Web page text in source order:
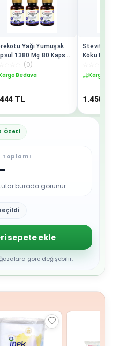
Yağı Yumuşak
1380 Mg 80 Kapsül
(0)
Bedava
TL
Stevit
Kökü
Kargo
1.458
Özeti
burada görünür
sepete ekle
göre değişebilir.